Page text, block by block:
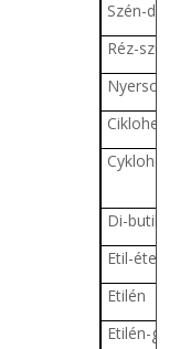
Szén-
Réz-
Nyersolaj
Di-butil-
Etil-éter
Etilén
Etilén-